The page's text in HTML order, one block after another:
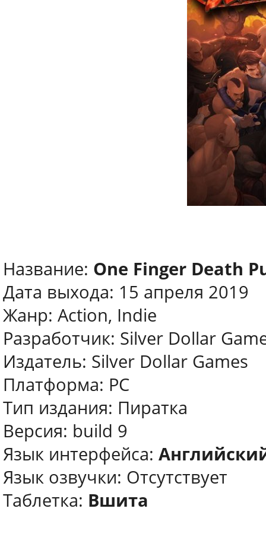
Название: One Finger Death
Дата выхода: 15 апреля 2019
Жанр: Action, Indie
Разработчик: Silver Dollar
Издатель: Silver Dollar Games
Платформа: PC
Тип издания: Пиратка
Версия: build 9
Язык интерфейса:
Язык озвучки: Отсутствует
Таблетка: Вшита